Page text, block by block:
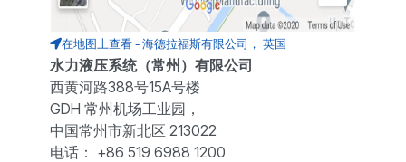
在地图上查看 - 海德拉福斯有限公司， 英国
水力液压系统（常州）有限公司
西黄河路388号15A号楼
GDH 常州机场工业园，
中国常州市新北区 213022
电话： +86 519 6988 1200